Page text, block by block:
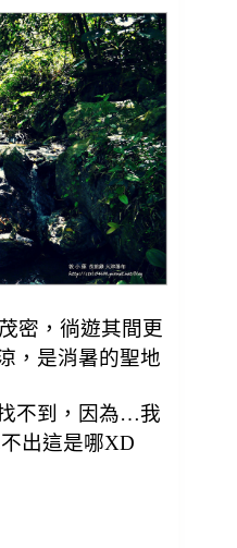
密，徜遊其間更
，是消暑的聖地
不到，因為…我
出這是哪XD